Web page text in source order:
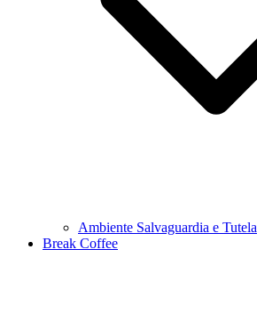
Ambiente Salvaguardia e Tutela
Break Coffee